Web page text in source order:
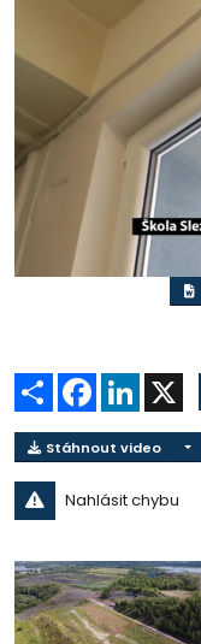
Sdílet Facebook
LinkedIn
Stáhnout video
Nahlásit chybu